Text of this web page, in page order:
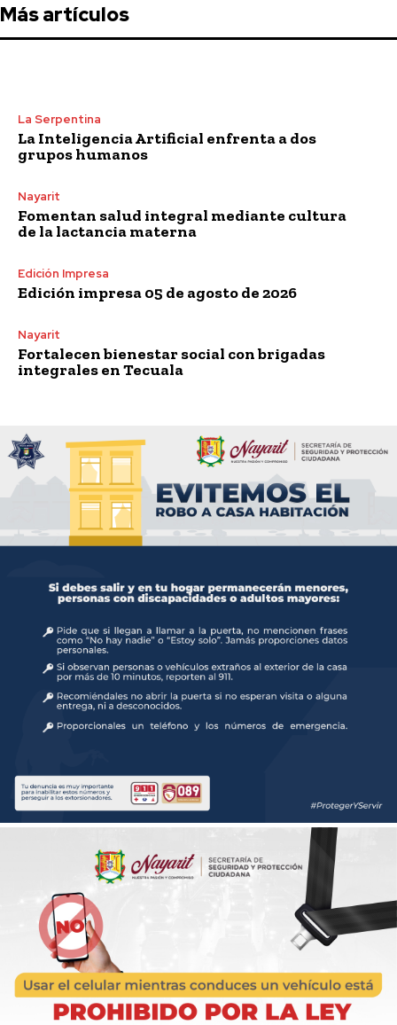
Más artículos
La Serpentina
La Inteligencia Artificial enfrenta a dos
grupos humanos
Nayarit
Fomentan salud integral mediante cultura
de la lactancia materna
Edición Impresa
Edición impresa 05 de agosto de 2026
Nayarit
Fortalecen bienestar social con brigadas
integrales en Tecuala